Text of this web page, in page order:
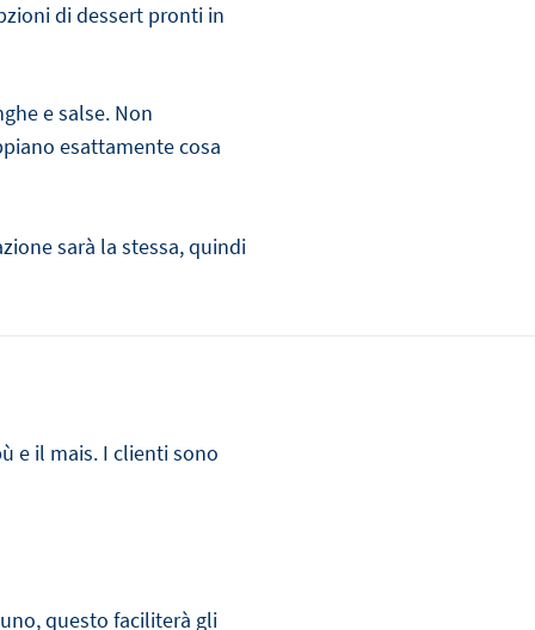
di dessert pronti in
e salse. Non
esattamente cosa
sarà la stessa, quindi
e il mais. I clienti sono
questo faciliterà gli